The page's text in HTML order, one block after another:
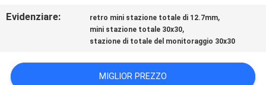
MAPPA
SITO
Evidenziare: retro mini stazione totale di 12.7mm,
mini stazione totale 30x30,
stazione di totale del monitoraggio 30x30
MIGLIOR PREZZO